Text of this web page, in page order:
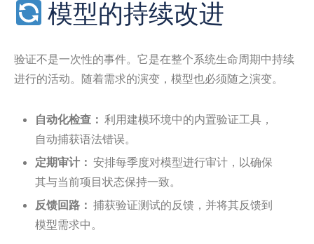
模型的持续改进
验证不是一次性的事件。它是在整个系统生命周期中持续
进行的活动。随着需求的演变，模型也必须随之演变。
自动化检查： 利用建模环境中的内置验证工具，
自动捕获语法错误。
定期审计： 安排每季度对模型进行审计，以确保
其与当前项目状态保持一致。
反馈回路： 捕获验证测试的反馈，并将其反馈到
模型需求中。